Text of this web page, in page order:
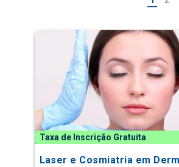
Taxa de Inscrição Gratuita
Laser e Cosmiatria em